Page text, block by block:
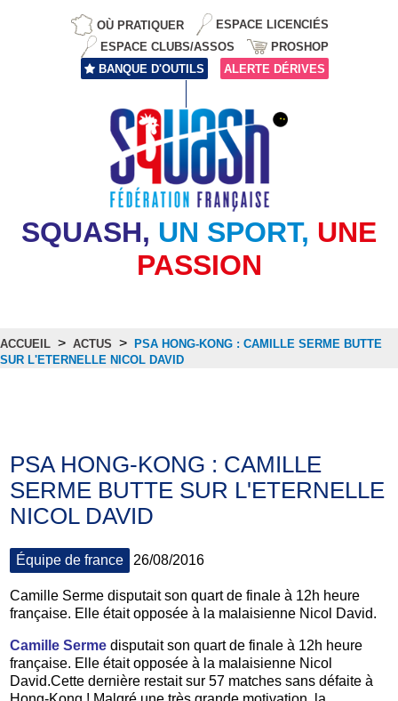
OÙ PRATIQUER
ESPACE LICENCIÉS
ESPACE CLUBS/ASSOS
PROSHOP
BANQUE D'OUTILS
ALERTE DÉRIVES
SQUASH, UN SPORT, UNE
PASSION
ACCUEIL > ACTUS > PSA HONG-KONG : CAMILLE SERME BUTTE
SUR L'ETERNELLE NICOL DAVID
PSA HONG-KONG : CAMILLE
SERME BUTTE SUR L'ETERNELLE
NICOL DAVID
Équipe de france 26/08/2016
Camille Serme disputait son quart de finale à 12h heure
française. Elle était opposée à la malaisienne Nicol David.
Camille Sermedisputait son quart de finale à 12h heure
française. Elle était opposée à la malaisienne Nicol
David.Cette dernière restait sur 57 matches sans défaite à